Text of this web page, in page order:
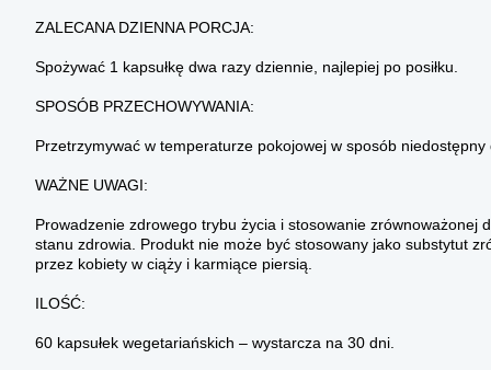
ZALECANA DZIENNA PORCJA:
Spożywać 1 kapsułkę dwa razy dziennie, najlepiej po posiłku.
SPOSÓB PRZECHOWYWANIA:
Przetrzymywać w temperaturze pokojowej w sposób niedostępny
WAŻNE UWAGI:
Prowadzenie zdrowego trybu życia i stosowanie zrównoważonej
stanu zdrowia. Produkt nie może być stosowany jako substytut
przez kobiety w ciąży i karmiące piersią.
ILOŚĆ:
60 kapsułek wegetariańskich – wystarcza na 30 dni.